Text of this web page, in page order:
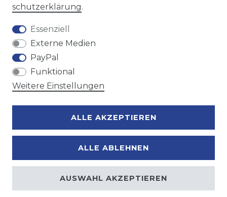
schutz­erklärung.
Essenziell
Externe Medien
PayPal
Funktional
Weitere Einstellungen
ALLE AKZEPTIEREN
ALLE ABLEHNEN
AUSWAHL AKZEPTIEREN